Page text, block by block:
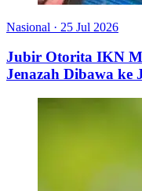
Nasional · 25 Jul 2026
Jubir Otorita IKN
Jenazah Dibawa ke